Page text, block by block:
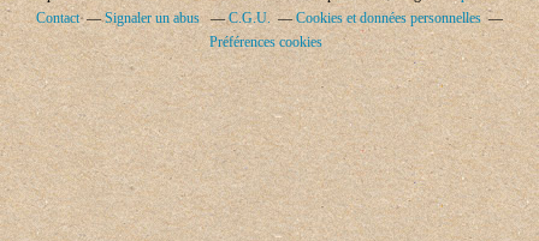
Contact
Signaler un abus C.G.U.
Cookies et données personnelles
Préférences cookies